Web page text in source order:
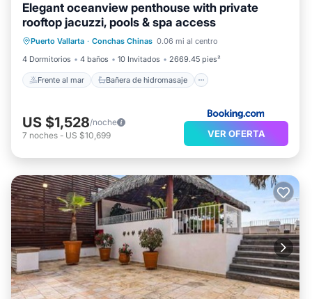
Elegant oceanview penthouse with private
rooftop jacuzzi, pools & spa access
Puerto Vallarta · Conchas Chinas 0.06 mi al centro
4 Dormitorios
4 baños 10 Invitados 2669.45 pies²
Frente al mar Bañera de hidromasaje
Frente al mar
Bañera de hidromasaje
Spa
Chimenea/Calefacción
US $1,528/noche
7 noches - US $10,699 VER OFERTA